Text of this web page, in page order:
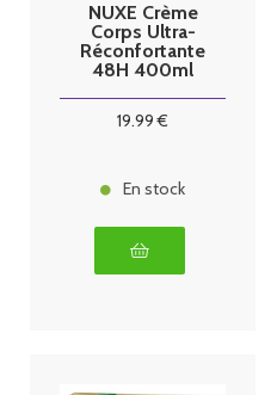
NUXE Crème
Corps Ultra-
Réconfortante
48H 400ml
19.99 €
En stock